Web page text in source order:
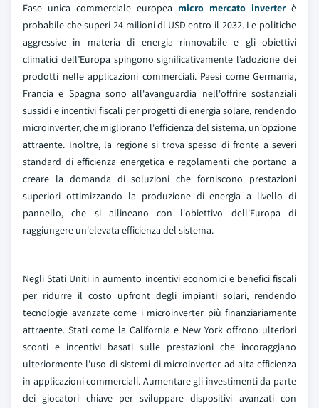
Fase unica commerciale europea micro mercato inverterè
probabile che superi 24 milioni di USD entro il 2032. Le politiche
aggressive in materia di energia rinnovabile e gli obiettivi
climatici dell’Europa spingono significativamente l’adozione dei
prodotti nelle applicazioni commerciali. Paesi come Germania,
Francia e Spagna sono all'avanguardia nell'offrire sostanziali
sussidi e incentivi fiscali per progetti di energia solare, rendendo
microinverter, che migliorano l'efficienza del sistema, un'opzione
attraente. Inoltre, la regione si trova spesso di fronte a severi
standard di efficienza energetica e regolamenti che portano a
creare la domanda di soluzioni che forniscono prestazioni
superiori ottimizzando la produzione di energia a livello di
pannello, che si allineano con l'obiettivo dell'Europa di
raggiungere un'elevata efficienza del sistema.
Negli Stati Uniti in aumento incentivi economici e benefici fiscali
per ridurre il costo upfront degli impianti solari, rendendo
tecnologie avanzate come i microinverter più finanziariamente
attraente. Stati come la California e New York offrono ulteriori
sconti e incentivi basati sulle prestazioni che incoraggiano
ulteriormente l'uso di sistemi di microinverter ad alta efficienza
in applicazioni commerciali. Aumentare gli investimenti da parte
dei giocatori chiave per sviluppare dispositivi avanzati con